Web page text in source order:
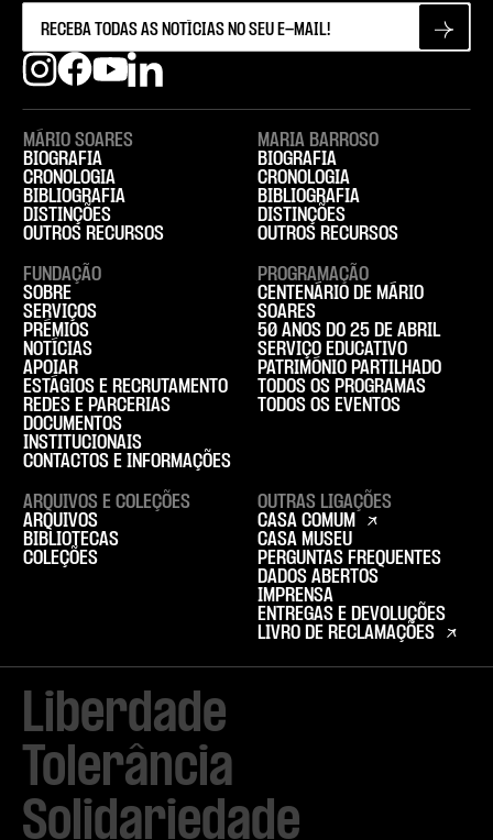
Liberdade
Tolerância
Solidariedade
MÁRIO SOARES
BIOGRAFIA
CRONOLOGIA
BIBLIOGRAFIA
DISTINÇÕES
OUTROS RECURSOS
MARIA BARROSO
BIOGRAFIA
CRONOLOGIA
BIBLIOGRAFIA
DISTINÇÕES
OUTROS RECURSOS
FUNDAÇÃO
SOBRE
SERVIÇOS
PRÉMIOS
NOTÍCIAS
APOIAR
ESTÁGIOS E RECRUTAMENTO
REDES E PARCERIAS
DOCUMENTOS
INSTITUCIONAIS
CONTACTOS E INFORMAÇÕES
PROGRAMAÇÃO
CENTENÁRIO DE MÁRIO
SOARES
50 ANOS DO 25 DE ABRIL
SERVIÇO EDUCATIVO
PATRIMÓNIO PARTILHADO
TODOS OS PROGRAMAS
TODOS OS EVENTOS
ARQUIVOS E COLEÇÕES
ARQUIVOS
BIBLIOTECAS
COLEÇÕES
OUTRAS LIGAÇÕES
CASA COMUM
CASA MUSEU
PERGUNTAS FREQUENTES
DADOS ABERTOS
IMPRENSA
ENTREGAS E DEVOLUÇÕES
LIVRO DE RECLAMAÇÕES